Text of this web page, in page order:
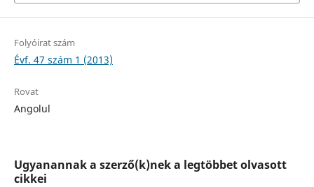
Folyóirat szám
Évf. 47 szám 1 (2013)
Rovat
Angolul
Ugyanannak a szerző(k)nek a legtöbbet olvasott
cikkei